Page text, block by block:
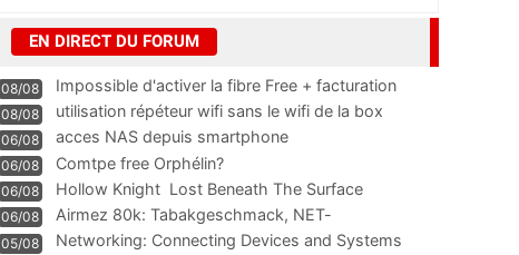
EN DIRECT DU FORUM
08/08
Impossible d'activer la fibre Free + facturation
résiliation
08/08 utilisation répéteur wifi sans le wifi de la box
06/08 acces NAS depuis smartphone
06/08 Comtpe free Orphélin?
06/08 Hollow Knight  Lost Beneath The Surface
06/08
Airmez 80k: Tabakgeschmack, NET-
Technologie und Leistung im
05/08 Networking: Connecting Devices and Systems